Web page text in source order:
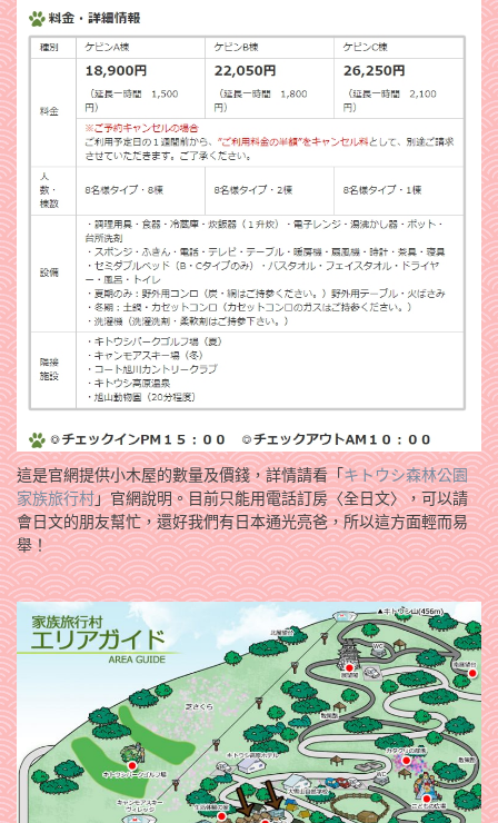
這是官網提供小木屋的數量及價錢，詳情請看「キトウシ森林公園
家族旅行村」官網說明。目前只能用電話訂房〈全日文〉，可以請
會日文的朋友幫忙，還好我們有日本通光亮爸，所以這方面輕而易
舉！